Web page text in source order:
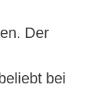
Der
bei